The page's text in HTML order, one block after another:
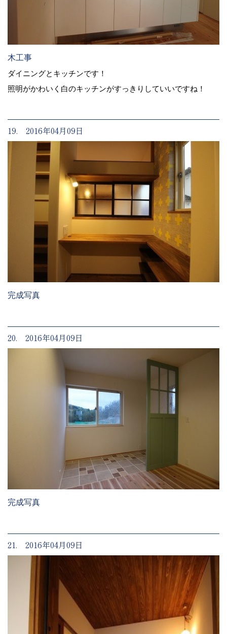
木工事
ダイニングとキッチンです！
照明がかわいく白のキッチンがすっきりしていいですね！
19. 2016年04月09日
完成写真
20. 2016年04月09日
完成写真
21. 2016年04月09日